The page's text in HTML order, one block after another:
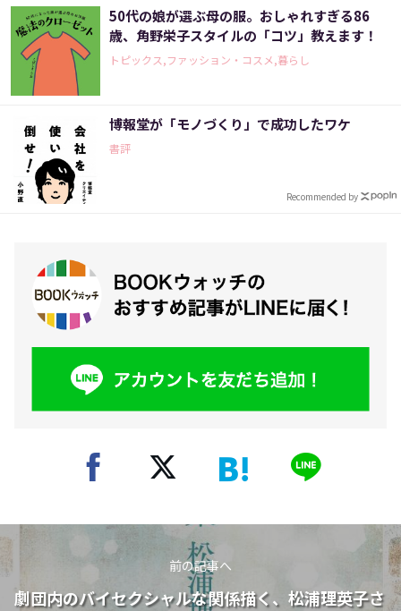
50代の娘が選ぶ母の服。おしゃれすぎる86
歳、角野栄子スタイルの「コツ」教えます！
トピックス,ファッション・コスメ,暮らし
博報堂が「モノづくり」で成功したワケ
書評
Recommended by
前の記事へ
劇団内のバイセクシャルな関係描く、松浦理英子さ